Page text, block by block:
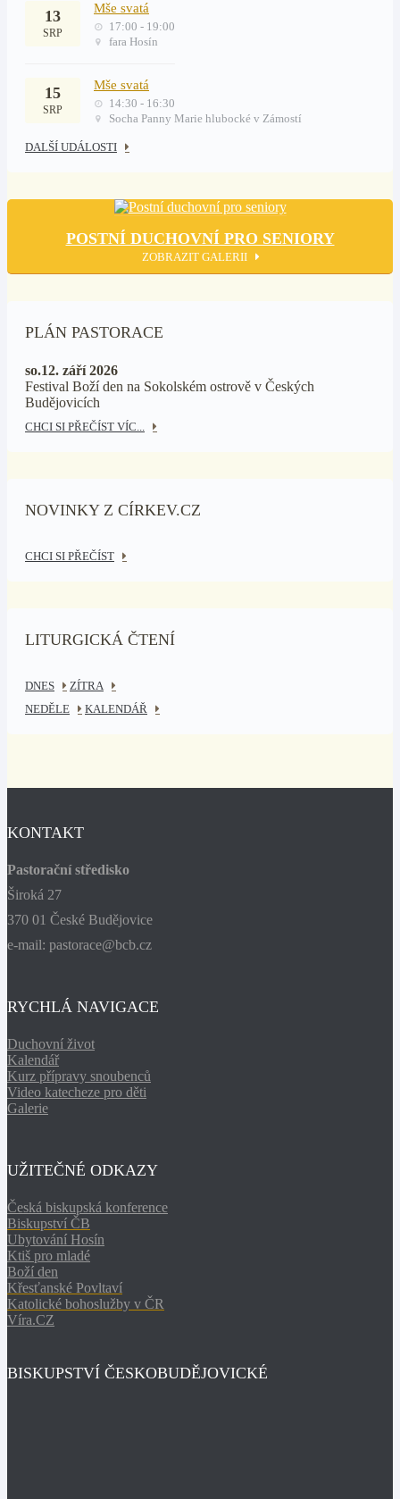
13
SRP
Mše svatá
17:00 - 19:00
fara Hosín
15
SRP
Mše svatá
14:30 - 16:30
Socha Panny Marie hlubocké v Zámostí
DALŠÍ UDÁLOSTI
POSTNÍ DUCHOVNÍ PRO SENIORY
ZOBRAZIT GALERII
PLÁN PASTORACE
so.12. září 2026
Festival Boží den na Sokolském ostrově v Českých
Budějovicích
CHCI SI PŘEČÍST VÍC...
NOVINKY Z CÍRKEV.CZ
CHCI SI PŘEČÍST
LITURGICKÁ ČTENÍ
DNES
ZÍTRA
NEDĚLE
KALENDÁŘ
KONTAKT
Pastorační středisko
Široká 27
370 01 České Budějovice
e-mail: pastorace@bcb.cz
RYCHLÁ NAVIGACE
Duchovní život
Kalendář
Kurz přípravy snoubenců
Video katecheze pro děti
Galerie
UŽITEČNÉ ODKAZY
Česká biskupská konference
Biskupství ČB
Ubytování Hosín
Ktiš pro mladé
Boží den
Křesťanské Povltaví
Katolické bohoslužby v ČR
Víra.CZ
BISKUPSTVÍ ČESKOBUDĚJOVICKÉ